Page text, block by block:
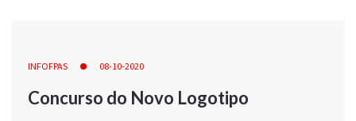
INFOFPAS 08-10-2020
Concurso do Novo Logotipo